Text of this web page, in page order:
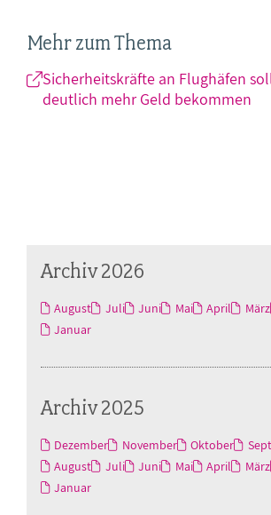
Mehr zum Thema
Sicherheitskräfte an Flughäfen
deutlich mehr Geld bekommen
Archiv 2026
August Juli Juni Mai April März
Januar
Archiv 2025
Dezember November Oktober
August
Juli Juni Mai April März
Januar